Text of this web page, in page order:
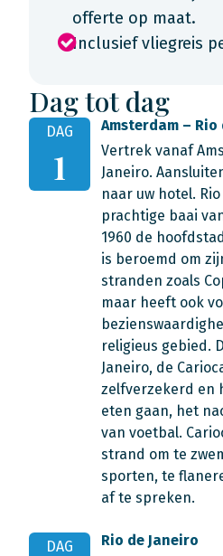
offerte op maat.
Inclusief vliegreis
Dag tot dag
DAG
1
Amsterdam – Rio
Vertrek vanaf
Janeiro.
naar uw hotel.
prachtige baai
1960 de
is beroemd om
stranden zoals
maar heeft ook
religieus gebied.
Janeiro, de
zelfverzekerd en
eten gaan, het
van voetbal.
strand om te
sporten, te
af te spreken.
DAG
Rio de Janeiro